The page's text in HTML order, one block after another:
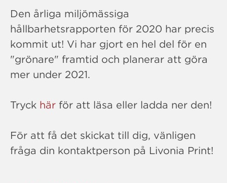
Den årliga miljömässiga
hållbarhetsrapporten för 2020 har precis
kommit ut! Vi har gjort en hel del för en
"grönare" framtid och planerar att göra
mer under 2021.
Tryck här för att läsa eller ladda ner den!
För att få det skickat till dig, vänligen
fråga din kontaktperson på Livonia Print!